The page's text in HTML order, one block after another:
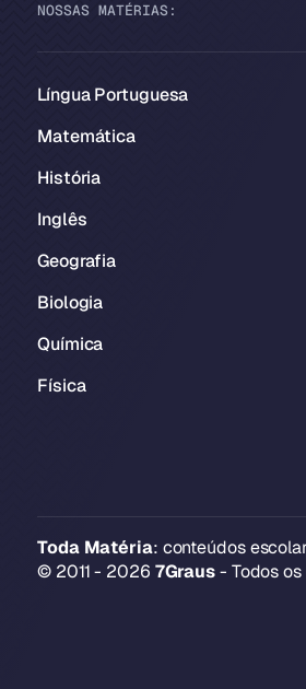
NOSSAS MATÉRIAS:
Língua Portuguesa
Matemática
História
Inglês
Geografia
Biologia
Química
Física
Toda Matéria: conteúdos
© 2011 - 2026 7Graus- Todos